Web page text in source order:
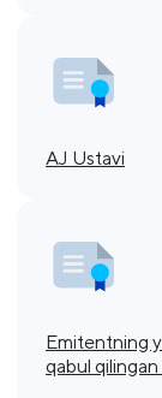
AJ Ustavi
Emitentning
qabul